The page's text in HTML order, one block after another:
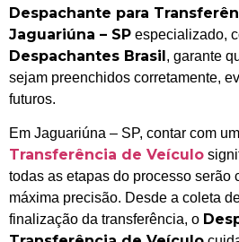
Despachante para
Jaguariúna – SP especializado,
Despachantes Brasil, garante
sejam preenchidos corretamente,
futuros.
Em Jaguariúna – SP, contar com um
Transferência de Veículo
todas as etapas do processo serão
máxima precisão. Desde a coleta
finalização da transferência, o